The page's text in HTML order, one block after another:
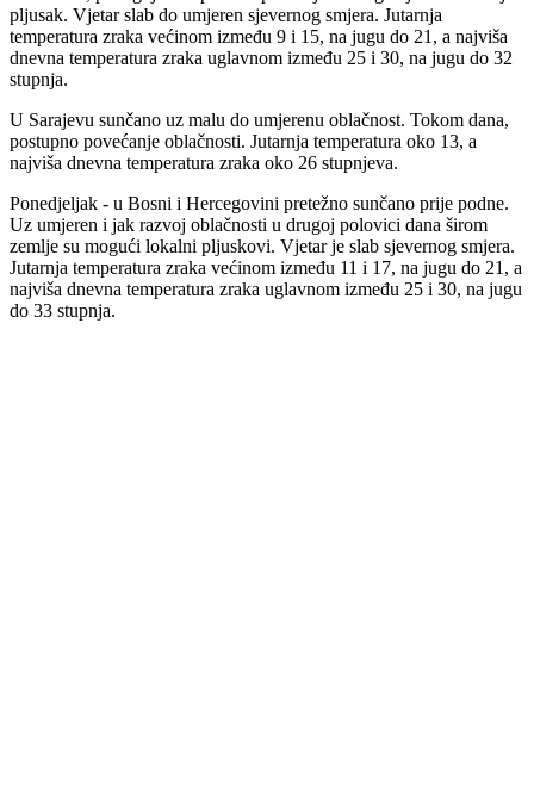
pljusak. Vjetar slab do umjeren sjevernog smjera. Jutarnja
temperatura zraka većinom između 9 i 15, na jugu do 21, a najviša
dnevna temperatura zraka uglavnom između 25 i 30, na jugu do 32
stupnja.
U Sarajevu sunčano uz malu do umjerenu oblačnost. Tokom dana,
postupno povećanje oblačnosti. Jutarnja temperatura oko 13, a
najviša dnevna temperatura zraka oko 26 stupnjeva.
Ponedjeljak - u Bosni i Hercegovini pretežno sunčano prije podne.
Uz umjeren i jak razvoj oblačnosti u drugoj polovici dana širom
zemlje su mogući lokalni pljuskovi. Vjetar je slab sjevernog smjera.
Jutarnja temperatura zraka većinom između 11 i 17, na jugu do 21, a
najviša dnevna temperatura zraka uglavnom između 25 i 30, na jugu
do 33 stupnja.